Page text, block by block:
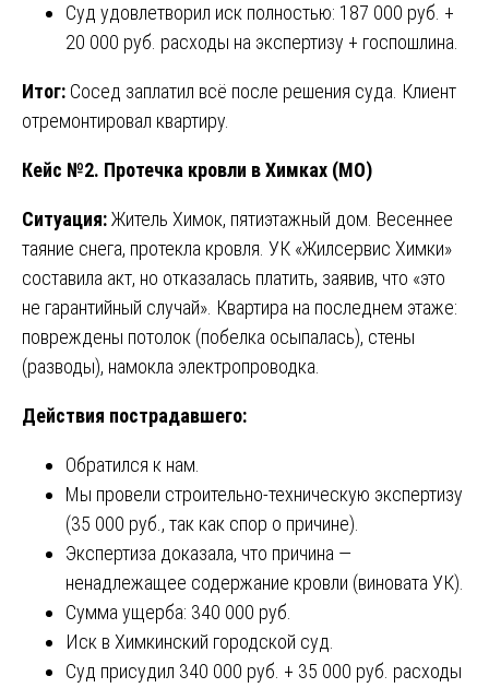
Суд удовлетворил иск полностью: 187 000 руб. +
20 000 руб. расходы на экспертизу + госпошлина.
Итог: Сосед заплатил всё после решения суда. Клиент
отремонтировал квартиру.
Кейс №2. Протечка кровли в Химках (МО)
Ситуация:Житель Химок, пятиэтажный дом. Весеннее
таяние снега, протекла кровля. УК «Жилсервис Химки»
составила акт, но отказалась платить, заявив, что «это
не гарантийный случай». Квартира на последнем этаже:
повреждены потолок (побелка осыпалась), стены
(разводы), намокла электропроводка.
Действия пострадавшего:
Обратился к нам.
Мы провели строительно-техническую экспертизу
(35 000 руб., так как спор о причине).
Экспертиза доказала, что причина —
ненадлежащее содержание кровли (виновата УК).
Сумма ущерба: 340 000 руб.
Иск в Химкинский городской суд.
Суд присудил 340 000 руб. + 35 000 руб. расходы